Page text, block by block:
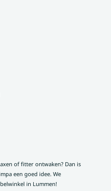
of fitter ontwaken? Dan is
een goed idee. We
in Lummen!